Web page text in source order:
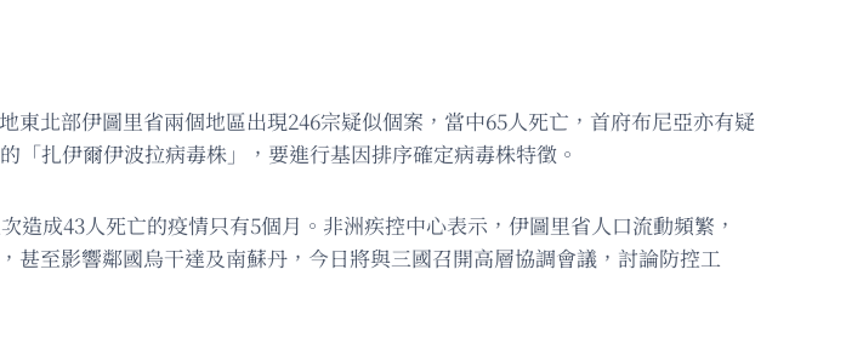
北部伊圖里省兩個地區出現246宗疑似個案，當中65人死亡，首府布尼亞亦有疑
扎伊爾伊波拉病毒株」，要進行基因排序確定病毒株特徵。
成43人死亡的疫情只有5個月。非洲疾控中心表示，伊圖里省人口流動頻繁，
至影響鄰國烏干達及南蘇丹，今日將與三國召開高層協調會議，討論防控工